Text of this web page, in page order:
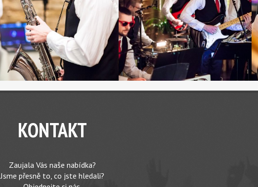
KONTAKT
Zaujala Vás naše nabídka?
Jsme přesně to, co jste hledali?